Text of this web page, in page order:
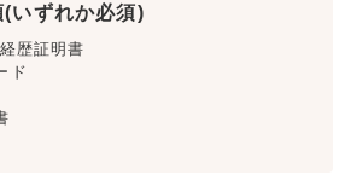
いずれか必須)
歴証明書
ド